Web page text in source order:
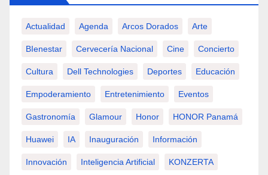
Actualidad Agenda Arcos Dorados Arte
BIenestar Cervecería Nacional Cine Concierto
Cultura Dell Technologies Deportes Educación
Empoderamiento Entretenimiento Eventos
Gastronomía Glamour Honor HONOR Panamá
Huawei IA Inauguración Información
Innovación Inteligencia Artificial KONZERTA